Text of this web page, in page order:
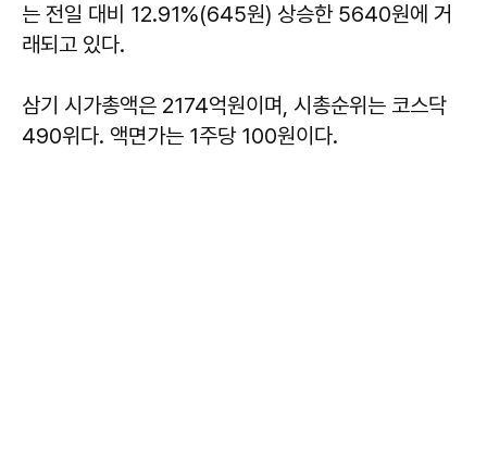
는 전일 대비 12.91%(645원) 상승한 5640원에 거
래되고 있다.
삼기 시가총액은 2174억원이며, 시총순위는 코스닥
490위다. 액면가는 1주당 100원이다.